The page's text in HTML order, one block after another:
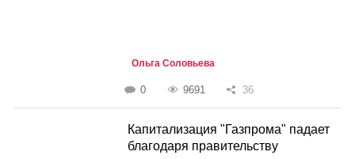
Ольга Соловьева
0 9691 36
Капитализация "Газпрома" падает
благодаря правительству